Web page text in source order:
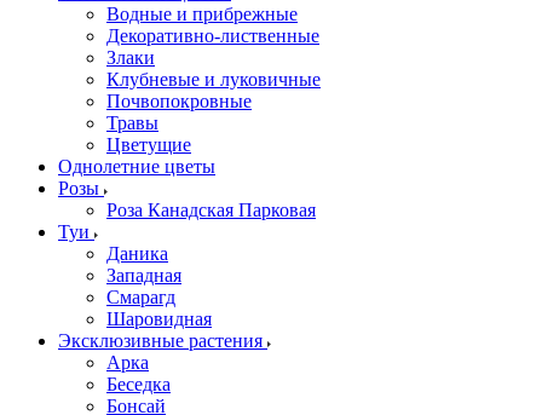
Водные и прибрежные
Декоративно-лиственные
Злаки
Клубневые и луковичные
Почвопокровные
Травы
Цветущие
Однолетние цветы
Розы
Роза Канадская Парковая
Туи
Даника
Западная
Смарагд
Шаровидная
Эксклюзивные растения
Арка
Беседка
Бонсай